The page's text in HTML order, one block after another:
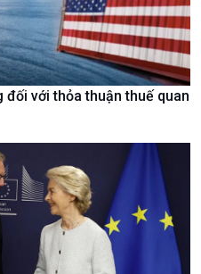
với thỏa thuận thuế quan